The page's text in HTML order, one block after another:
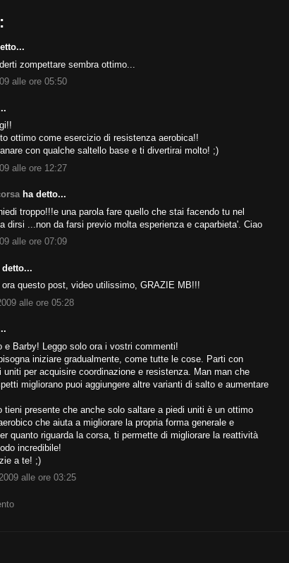
zompettare sembra ottimo...
alle ore 05:50
ottimo come esercizio di resistenza aerobica!!
con qualche saltello base e ti divertirai molto! ;)
alle ore 12:27
ha detto...
troppo!!!e una parola fare quello che stai facendo tu nel
dirsi ...non da farsi previo molta esperienza e caparbieta'. Ciao
alle ore 07:09
ora questo post, video utilissimo, GRAZIE MB!!!
alle ore 05:28
e Barby! Leggo solo ora i vostri commenti!
iniziare gradualmente, come tutte le cose. Parti con
uniti per acquisire coordinazione e resistenza. Man man che
migliorano puoi aggiungere altre varianti di salto e aumentare
tieni presente che anche solo saltare a piedi uniti è un ottimo
che aiuta a migliorare la propria forma generale e
quanto riguarda la corsa, ti permette di migliorare la reattività
incredibile!
a te! ;)
alle ore 03:25